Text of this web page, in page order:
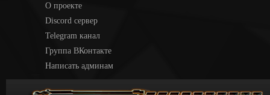
О проекте
Discord сервер
Telegram канал
Группа ВКонтакте
Написать админам